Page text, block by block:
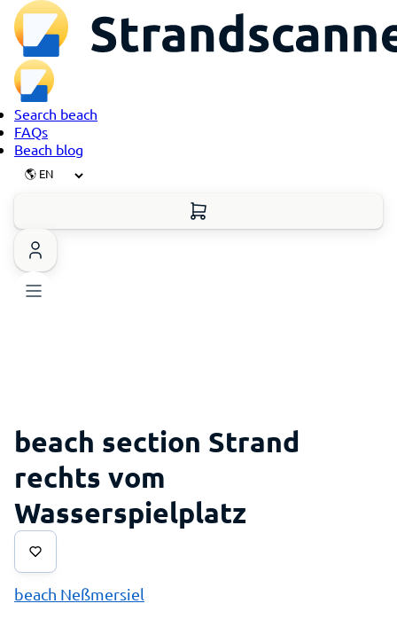
Search beach
FAQs
Beach blog
beach section Strand
rechts vom
Wasserspielplatz
beach Neßmersiel